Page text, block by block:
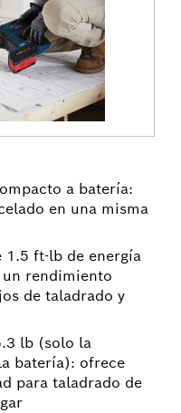
a batería:
en una misma
ft-lb de energía
un rendimiento
de taladrado y
lb (solo la
batería): ofrece
para taladrado de